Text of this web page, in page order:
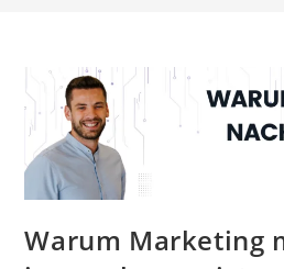
Warum Marketing